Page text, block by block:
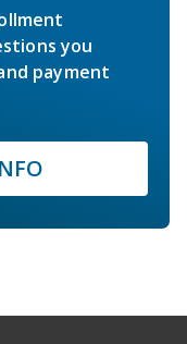
you
payment